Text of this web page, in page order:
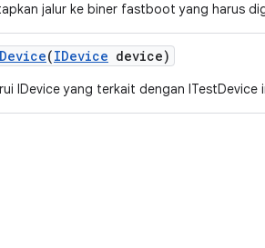
jalur ke biner fastboot yang harus
(IDevice device)
IDevice yang terkait dengan ITestDevice